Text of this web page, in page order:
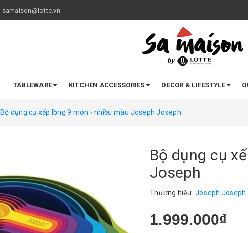
samaison@lotte.vn
TABLEWARE KITCHEN ACCESSORIES DECOR & LIFESTYLE
Bộ dụng cụ xếp lồng 9 món - nhiều màu Joseph Joseph
Bộ dụng cụ
Joseph
Thương hiệu: Joseph Joseph
1.999.000₫